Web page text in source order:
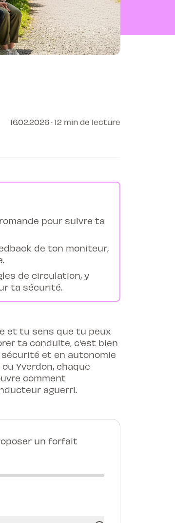
16.02.2026 · 12 min de lecture
pour suivre ta
de ton moniteur,
de circulation, y
ta sécurité.
et tu sens que tu peux
ta conduite, c'est bien
et en autonomie
Yverdon, chaque
comment
aguerri.
un forfait